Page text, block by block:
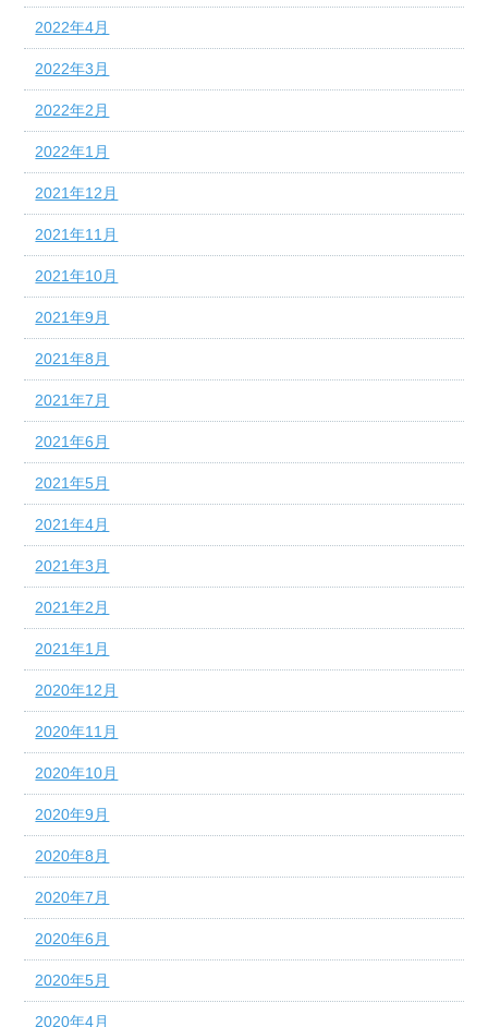
2022年4月
2022年3月
2022年2月
2022年1月
2021年12月
2021年11月
2021年10月
2021年9月
2021年8月
2021年7月
2021年6月
2021年5月
2021年4月
2021年3月
2021年2月
2021年1月
2020年12月
2020年11月
2020年10月
2020年9月
2020年8月
2020年7月
2020年6月
2020年5月
2020年4月